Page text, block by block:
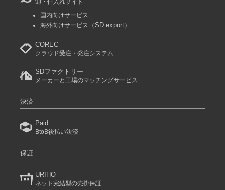
国内向けサービス
海外向けサービス
（SD export）
COREC
クラウド受注・発注システム
SDファクトリー
メーカーと工場のマッチングサービス
決済
Paid
BtoB後払い決済
保証
URIHO
ネット完結型の売掛保証